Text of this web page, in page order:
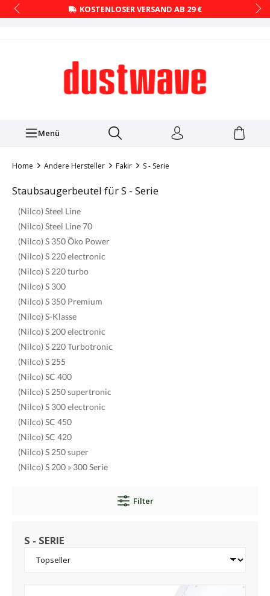
KOSTENLOSER VERSAND AB 29 €
Menü
Home Andere Hersteller Fakir S - Serie
Staubsaugerbeutel für S - Serie
(Nilco) Steel Line
(Nilco) Steel Line 70
(Nilco) S 350 Öko Power
(Nilco) S 220 electronic
(Nilco) S 220 turbo
(Nilco) S 300
(Nilco) S 350 Premium
(Nilco) S-Klasse
(Nilco) S 200 electronic
(Nilco) S 220 Turbotronic
(Nilco) S 255
(Nilco) SC 400
(Nilco) S 250 supertronic
(Nilco) S 300 electronic
(Nilco) SC 450
(Nilco) SC 420
(Nilco) S 250 super
(Nilco) S 200 » 300 Serie
Filter
S - SERIE